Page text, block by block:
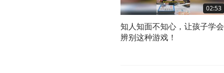
02:53
知人知面不知心，让孩子学会
辨别这种游戏！